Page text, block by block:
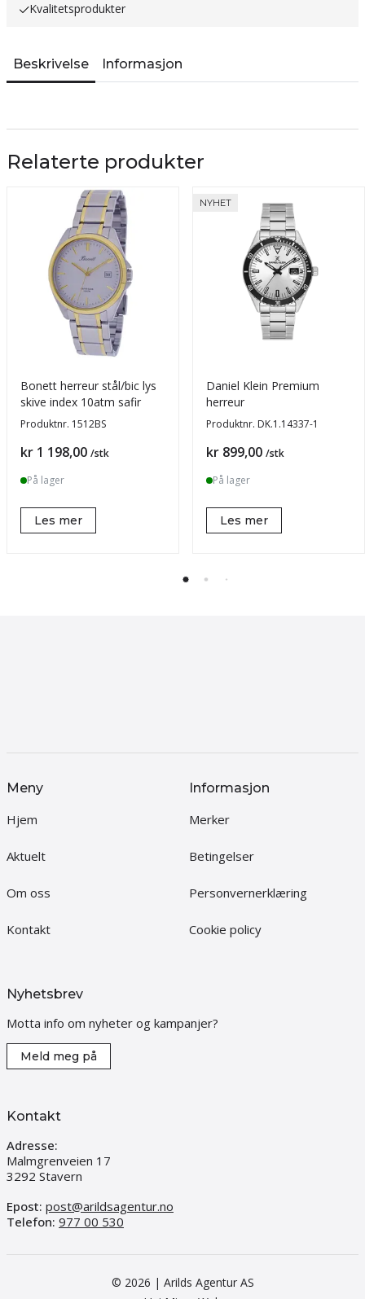
Kvalitetsprodukter
Beskrivelse Informasjon
Relaterte produkter
Bonett herreur stål/bic lys
skive index 10atm safir
Produktnr. 1512BS
Pris
kr 1 198,00 /stk
På lager
Les mer
NYHET
Daniel Klein Premium
herreur
Produktnr. DK.1.14337-1
Pris
kr 899,00 /stk
På lager
Les mer
Meny
Hjem
Aktuelt
Om oss
Kontakt
Informasjon
Merker
Betingelser
Personvernerklæring
Cookie policy
Nyhetsbrev
Motta info om nyheter og kampanjer?
Meld meg på
Kontakt
Adresse:
Malmgrenveien 17
3292 Stavern
Epost: post@arildsagentur.no
Telefon: 977 00 530
© 2026 | Arilds Agentur AS